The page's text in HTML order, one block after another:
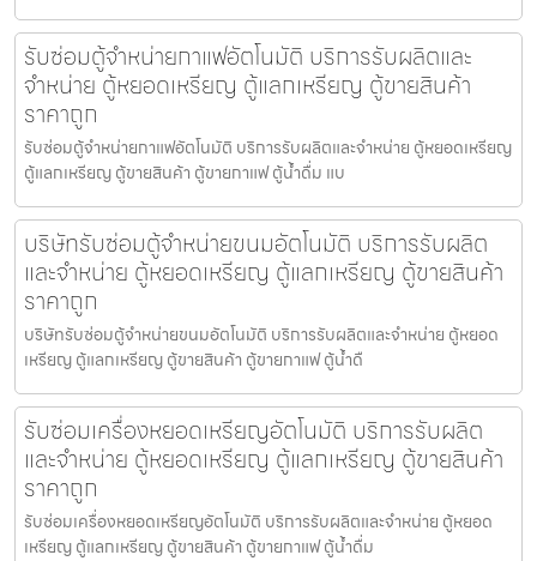
รับซ่อมตู้จำหน่ายกาแฟ​อัตโนมัติ บริการรับผลิตและ
จำหน่าย ตู้หยอดเหรียญ ตู้แลกเหรียญ ตู้ขายสินค้า
ราคาถูก
รับซ่อมตู้จำหน่ายกาแฟ​อัตโนมัติ บริการรับผลิตและจำหน่าย ตู้หยอดเหรียญ
ตู้แลกเหรียญ ตู้ขายสินค้า ตู้ขายกาแฟ ตู้น้ำดื่ม แบ
บริษัทรับซ่อมตู้จำหน่ายขนม​อัตโนมัติ บริการรับผลิต
และจำหน่าย ตู้หยอดเหรียญ ตู้แลกเหรียญ ตู้ขายสินค้า
ราคาถูก
บริษัทรับซ่อมตู้จำหน่ายขนม​อัตโนมัติ บริการรับผลิตและจำหน่าย ตู้หยอด
เหรียญ ตู้แลกเหรียญ ตู้ขายสินค้า ตู้ขายกาแฟ ตู้น้ำดื
รับซ่อมเครื่องหยอดเหรียญ​อัตโนมัติ บริการรับผลิต
และจำหน่าย ตู้หยอดเหรียญ ตู้แลกเหรียญ ตู้ขายสินค้า
ราคาถูก
รับซ่อมเครื่องหยอดเหรียญ​อัตโนมัติ บริการรับผลิตและจำหน่าย ตู้หยอด
เหรียญ ตู้แลกเหรียญ ตู้ขายสินค้า ตู้ขายกาแฟ ตู้น้ำดื่ม